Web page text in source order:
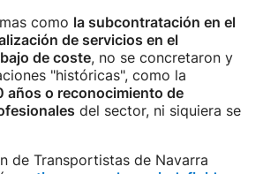
como la subcontratación en el
de servicios en el
de coste, no se concretaron y
"históricas", como la
años o reconocimiento de
del sector, ni siquiera se
de Transportistas de Navarra